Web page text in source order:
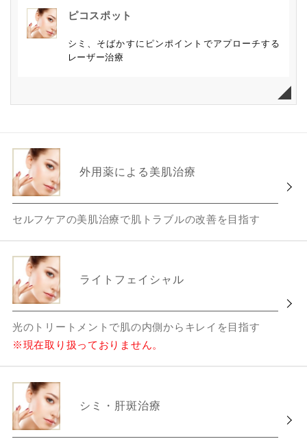
ピコスポット
シミ、そばかすにピンポイントでアプローチする
レーザー治療
外用薬による美肌治療
セルフケアの美肌治療で肌トラブルの改善を目指す
ライトフェイシャル
光のトリートメントで肌の内側からキレイを目指す
※現在取り扱っておりません。
シミ・肝斑治療